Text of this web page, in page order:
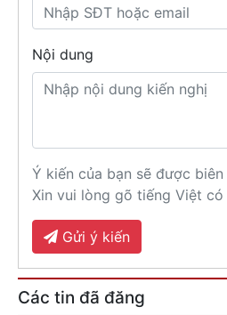
Nội dung
Ý kiến của bạn sẽ được
Xin vui lòng gõ tiếng Việt có
Gửi ý kiến
Các tin đã đăng